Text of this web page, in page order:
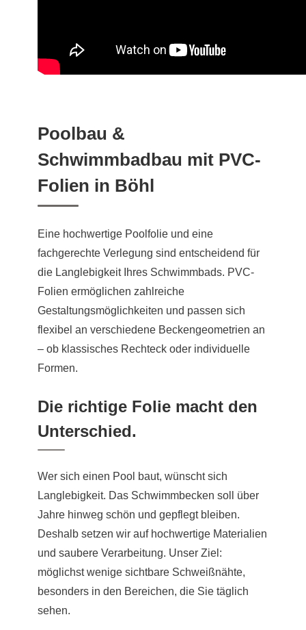
Poolbau &
Schwimmbadbau mit PVC-
Folien in Böhl
Eine hochwertige Poolfolie und eine
fachgerechte Verlegung sind entscheidend für
die Langlebigkeit Ihres Schwimmbads. PVC-
Folien ermöglichen zahlreiche
Gestaltungsmöglichkeiten und passen sich
flexibel an verschiedene Beckengeometrien an
– ob klassisches Rechteck oder individuelle
Formen.
Die richtige Folie macht den
Unterschied.
Wer sich einen Pool baut, wünscht sich
Langlebigkeit. Das Schwimmbecken soll über
Jahre hinweg schön und gepflegt bleiben.
Deshalb setzen wir auf hochwertige Materialien
und saubere Verarbeitung. Unser Ziel:
möglichst wenige sichtbare Schweißnähte,
besonders in den Bereichen, die Sie täglich
sehen.